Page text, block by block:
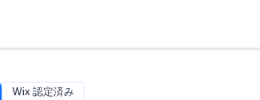
Wix 認定済み